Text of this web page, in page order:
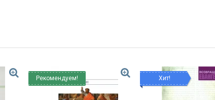
Рекомендуем! Хит!